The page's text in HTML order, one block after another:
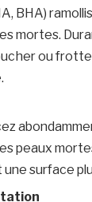
BHA)
mortes.
ou
peaux
surface